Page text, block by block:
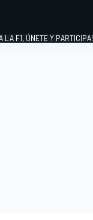
LA F1, ÚNETE Y PARTICIPA!